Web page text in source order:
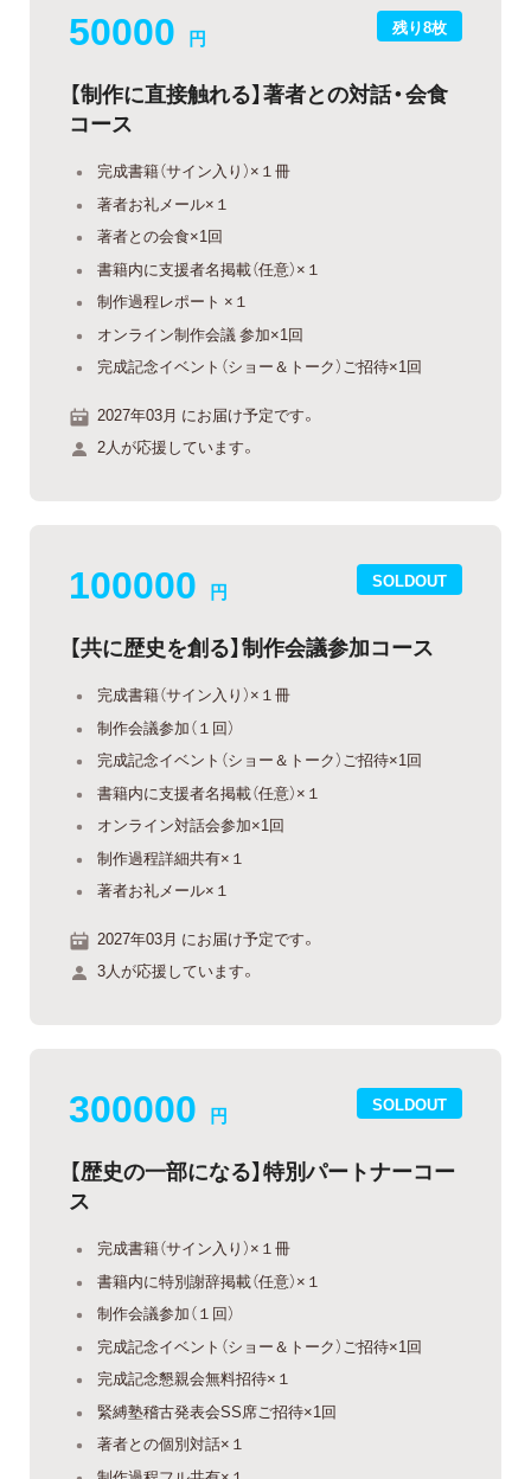
残り8枚
50000 円
【制作に直接触れる】著者との対話・会食
コース
完成書籍（サイン入り）×１冊
著者お礼メール×１
著者との会食×1回
書籍内に支援者名掲載（任意）×１
制作過程レポート ×１
オンライン制作会議 参加×1回
完成記念イベント（ショー＆トーク）ご招待×1回
2027年03月 にお届け予定です。
2人が応援しています。
SOLDOUT
100000 円
【共に歴史を創る】制作会議参加コース
完成書籍（サイン入り）×１冊
制作会議参加（１回）
完成記念イベント（ショー＆トーク）ご招待×1回
書籍内に支援者名掲載（任意）×１
オンライン対話会参加×1回
制作過程詳細共有×１
著者お礼メール×１
2027年03月 にお届け予定です。
3人が応援しています。
SOLDOUT
300000 円
【歴史の一部になる】特別パートナーコー
ス
完成書籍（サイン入り）×１冊
書籍内に特別謝辞掲載（任意）×１
制作会議参加（１回）
完成記念イベント（ショー＆トーク）ご招待×1回
完成記念懇親会無料招待×１
緊縛塾稽古発表会SS席ご招待×1回
著者との個別対話×１